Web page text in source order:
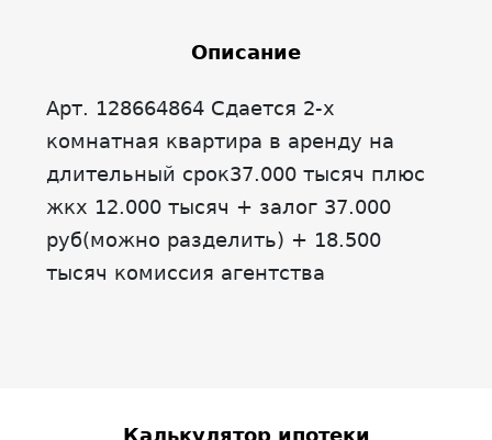
Описание
Арт. 128664864 Сдается 2-х
комнатная квартира в аренду на
длительный срок37.000 тысяч плюс
жкх 12.000 тысяч + залог 37.000
руб(можно разделить) + 18.500
тысяч комиссия агентства
Калькулятор ипотеки